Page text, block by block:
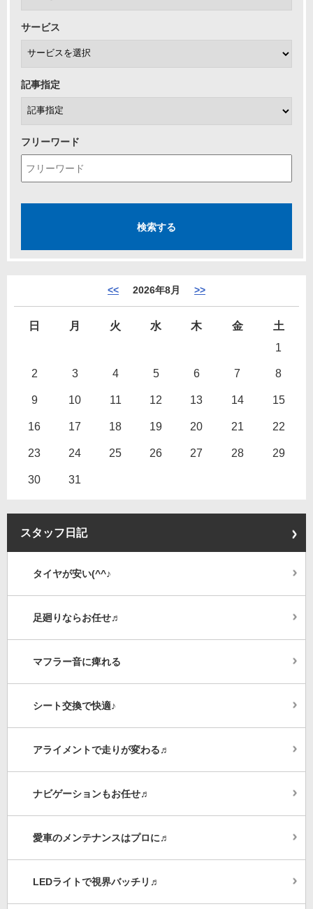
サービス
記事指定
フリーワード
<< 2026年8月 >>
日 月 火 水 木 金
土
1
2 3 4 5 6 7 8
9 10 11 12 13 14 15
16 17 18 19 20 21 22
23 24 25 26 27 28 29
30 31
スタッフ日記
タイヤが安い(^^♪
足廻りならお任せ♬
マフラー音に痺れる
シート交換で快適♪
アライメントで走りが変わる♬
ナビゲーションもお任せ♬
愛車のメンテナンスはプロに♬
LEDライトで視界バッチリ♬